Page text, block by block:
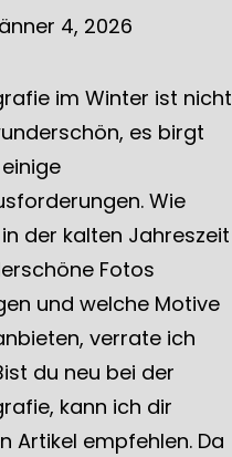
4, 2026
im Winter ist nicht
es birgt
Wie
der kalten Jahreszeit
Fotos
und welche Motive
verrate ich
du neu bei der
kann ich dir
Artikel empfehlen. Da